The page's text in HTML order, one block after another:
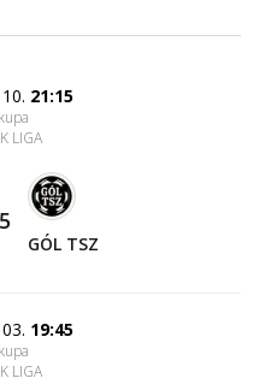
21:15
LIGA
5
GÓL TSZ
19:45
LIGA